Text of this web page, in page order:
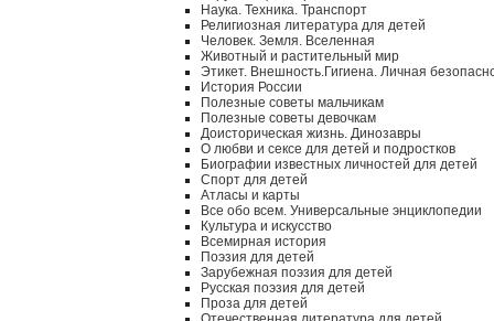
Наука. Техника. Транспорт
Религиозная литература для детей
Человек. Земля. Вселенная
Животный и растительный мир
Этикет. Внешность.Гигиена. Личная
История России
Полезные советы мальчикам
Полезные советы девочкам
Доисторическая жизнь. Динозавры
О любви и сексе для детей и подростков
Биографии известных личностей для детей
Спорт для детей
Атласы и карты
Все обо всем. Универсальные энциклопедии
Культура и искусство
Всемирная история
Поэзия для детей
Зарубежная поэзия для детей
Русская поэзия для детей
Проза для детей